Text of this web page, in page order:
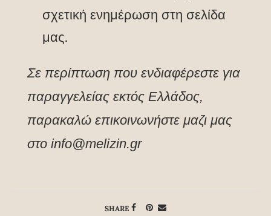
σχετική ενημέρωση στη σελίδα
μας.
Σε περίπτωση που ενδιαφέρεστε για
παραγγελείας εκτός Ελλάδος,
παρακαλώ επικοινωνήστε μαζι μας
στο info@melizin.gr
SHARE